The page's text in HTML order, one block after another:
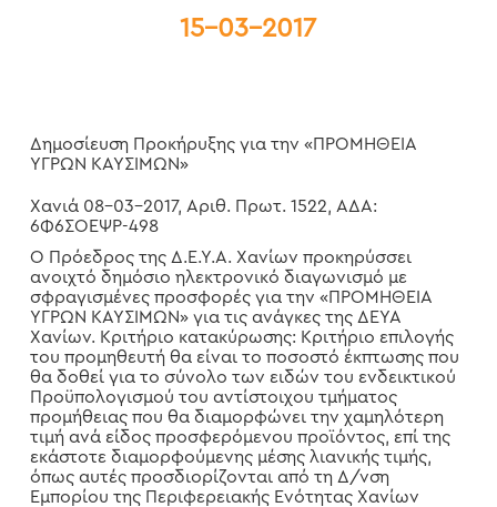
15-03-2017
Δημοσίευση Προκήρυξης για την «ΠΡΟΜΗΘΕΙΑ
ΥΓΡΩΝ ΚΑΥΣΙΜΩΝ»
Χανιά 08-03-2017, Αριθ. Πρωτ. 1522, ΑΔΑ:
6Φ6ΣΟΕΨΡ-498
Ο Πρόεδρος της Δ.Ε.Υ.Α. Χανίων προκηρύσσει
ανοιχτό δημόσιο ηλεκτρονικό διαγωνισμό με
σφραγισμένες προσφορές για την «ΠΡΟΜΗΘΕΙΑ
ΥΓΡΩΝ ΚΑΥΣΙΜΩΝ» για τις ανάγκες της ΔΕΥΑ
Χανίων. Κριτήριο κατακύρωσης: Κριτήριο επιλογής
του προμηθευτή θα είναι το ποσοστό έκπτωσης που
θα δοθεί για το σύνολο των ειδών του ενδεικτικού
Προϋπολογισμού του αντίστοιχου τμήματος
προμήθειας που θα διαμορφώνει την χαμηλότερη
τιμή ανά είδος προσφερόμενου προϊόντος, επί της
εκάστοτε διαμορφούμενης μέσης λιανικής τιμής,
όπως αυτές προσδιορίζονται από τη Δ/νση
Εμπορίου της Περιφερειακής Ενότητας Χανίων